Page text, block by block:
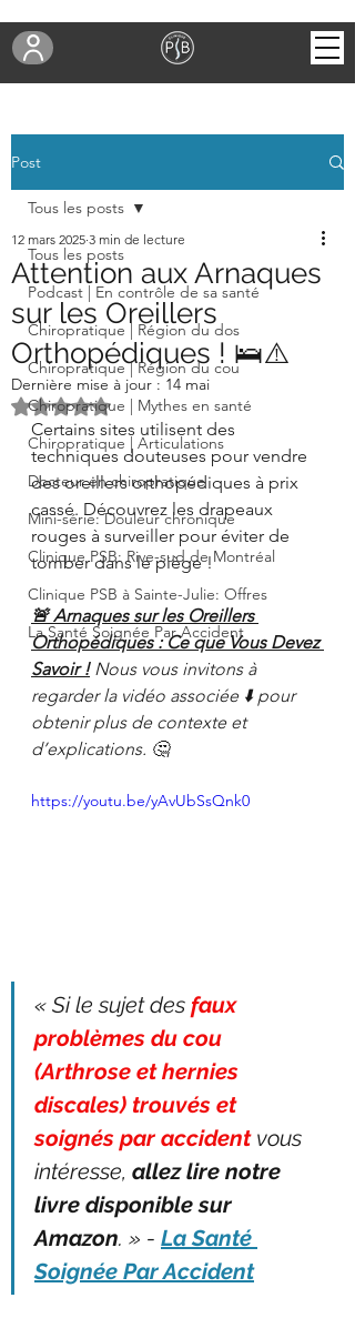
Post
Tous les posts
Podcast | En contrôle de sa santé
Chiropratique | Région du dos
Chiropratique | Région du cou
Chiropratique | Mythes en santé
Chiropratique | Articulations
Docteur en chiropratique
Mini-série: Douleur chronique
Clinique PSB: Rive-sud de Montréal
Clinique PSB à Sainte-Julie: Offres
La Santé Soignée Par Accident
Tous les posts
Attention aux Arnaques
sur les Oreillers
Orthopédiques ! 🛌⚠️
12 mars 2025 3 min de lecture
Dernière mise à jour : 14 mai
Noté NaN étoiles sur 5.
Certains sites utilisent des
techniques douteuses pour vendre
des oreillers orthopédiques à prix
cassé. Découvrez les drapeaux
rouges à surveiller pour éviter de
tomber dans le piège !
🚨 Arnaques sur les Oreillers
Orthopédiques : Ce que Vous Devez
Savoir ! Nous vous invitons à
regarder la vidéo associée ⬇️ pour
obtenir plus de contexte et
d’explications. 🤔
https://youtu.be/yAvUbSsQnk0
« Si le sujet des faux
problèmes du cou
(Arthrose et hernies
discales) trouvés et
soignés par accident vous
intéresse, allez lire notre
livre disponible sur
Amazon. » - La Santé
Soignée Par Accident